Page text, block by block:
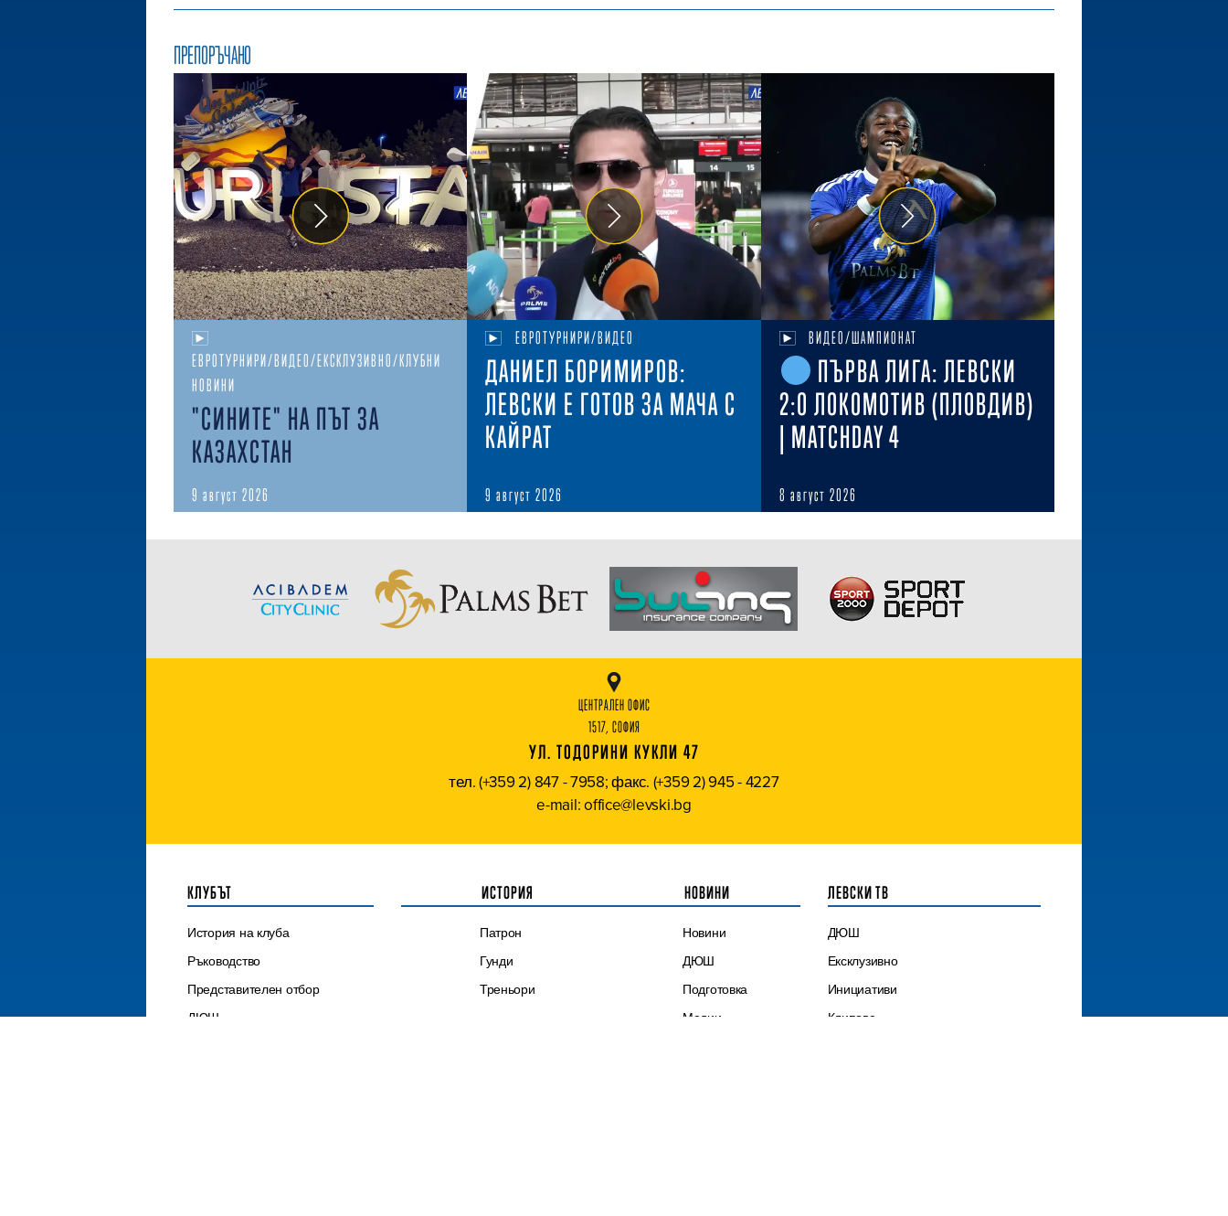
ПРЕПОРЪЧАНО
ЕВРОТУРНИРИ/ВИДЕО/ЕКСКЛУЗИВНО/КЛУБНИ
НОВИНИ
"СИНИТЕ" НА ПЪТ ЗА
КАЗАХСТАН
9 август 2026
ЕВРОТУРНИРИ/ВИДЕО
ДАНИЕЛ БОРИМИРОВ:
ЛЕВСКИ Е ГОТОВ ЗА МАЧА С
КАЙРАТ
9 август 2026
ВИДЕО/ШАМПИОНАТ
ПЪРВА ЛИГА: ЛЕВСКИ
2:0 ЛОКОМОТИВ (ПЛОВДИВ)
| MATCHDAY 4
8 август 2026
ЦЕНТРАЛЕН ОФИС
1517, СОФИЯ
УЛ. ТОДОРИНИ КУКЛИ 47
тел. (+359 2) 847 - 7958; факс. (+359 2) 945 - 4227
e-mail: office@levski.bg
КЛУБЪТ
История на клуба
Ръководство
Представителен отбор
ДЮШ
ИСТОРИЯ
Патрон
Гунди
Треньори
НОВИНИ
Новини
ДЮШ
Подготовка
Медии
ЛЕВСКИ ТВ
ДЮШ
Ексклузивно
Инициативи
Клипове